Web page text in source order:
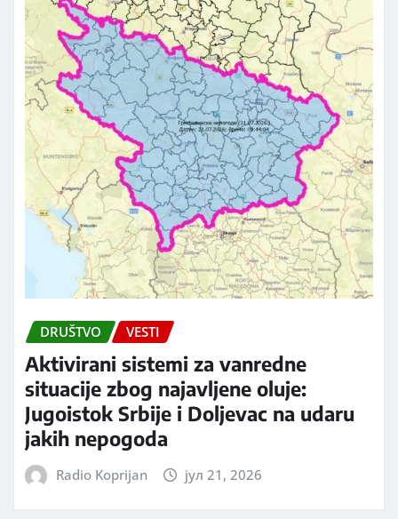
DRUŠTVO VESTI
Aktivirani sistemi za vanredne
situacije zbog najavljene oluje:
Jugoistok Srbije i Doljevac na udaru
jakih nepogoda
Radio Koprijan јул 21, 2026